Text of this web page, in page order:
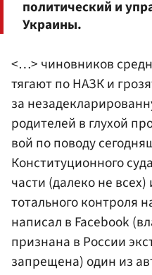
политический и
Украины.
<…> чиновников
тягают по НАЗК и
за
родителей в глухой
вой по поводу
Конституционного
части (далеко не
тотального контроля
написал в Facebook
признана в России
запрещена) один из